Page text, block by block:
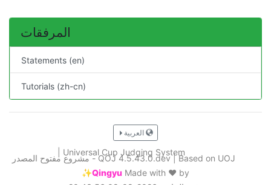
المرفقات
Statements (en)
Tutorials (zh-cn)
العربية
Universal Cup Judging System
QOJ 4.5.43.0.dev|Based on UOJ - مشروع مفتوح المصدر
Made with ❤️ by
Qingyu✨